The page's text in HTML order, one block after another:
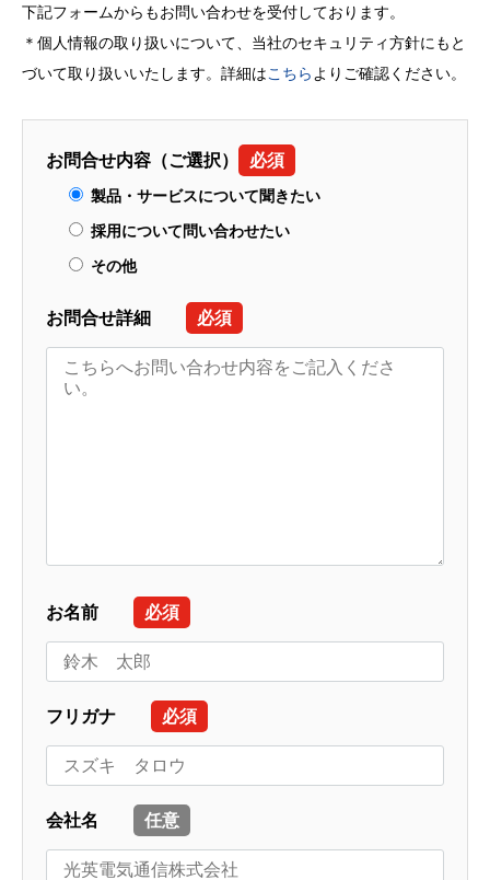
下記フォームからもお問い合わせを受付しております。
＊個人情報の取り扱いについて、当社のセキュリティ方針にもと
づいて取り扱いいたします。詳細はこちら よりご確認ください。
お問合せ内容（ご選択） 必須
製品・サービスについて聞きたい
採用について問い合わせたい
その他
お問合せ詳細 必須
お名前 必須
フリガナ 必須
会社名 任意